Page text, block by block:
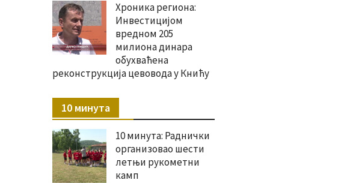
Хроника региона:
Инвестицијом
вредном 205
милиона динара
обухваћена
реконструкција цевовода у Книћу
10 минута
10 минута: Раднички
организовао шести
летњи рукометни
камп